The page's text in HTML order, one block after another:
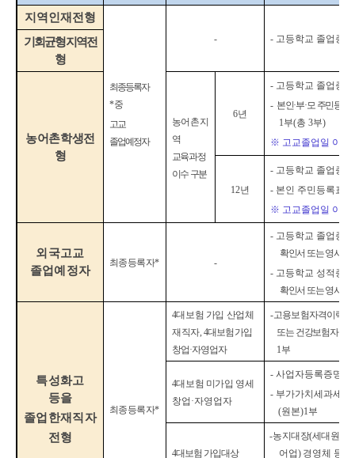
지역인재전형
최종등록자
*중
고교
졸업예정자
- - 고등학교 졸업증
기회균형지역전
형
농어촌학생전
형
농어촌지
역
교육과정
이수 구분
6년
- 고등학교 졸업증
- 본인·부·모 주민등록
1 부(총 3부)
※ 고교졸업일 이후
12년
- 고등학교 졸업증
- 본인 주민등록표
※ 고교졸업일 이후
외국고교
졸업예정자
최종등록자* -
- 고등학교 졸업증
확인서 또는 영사확
- 고등학교 성적증
확인서 또는 영사확
특성화고
등을
졸업한재직자
전형
최종등록자*
4대보험 가입 산업체
재직자 ,4대보험 가입
창업·자영업자
-고용보험자격이력
또는 건강보험자격
1 부
4대보험 미가입 영세
창업·자영업자
- 사업자등록증명원
- 부가가치세과세표
(원본)1 부
4대보험 가입대상
-농지대장(세대원 포
어업) 경영체 등록